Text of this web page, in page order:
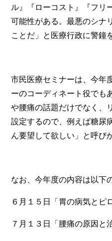
ル』『ローコスト』『フリ
可能性がある。最悪のシナ
ことだ」と医療行政に警鐘
市民医療セミナーは、今年
ーのコーディネート役でも
や腰痛の話題だけでなく、
設定するので、例えば糖尿
ん要望して欲しい」と呼び
なお、今年度の内容は以下
６月１５日「胃の病気とピ
７月１３日「腰痛の原因と